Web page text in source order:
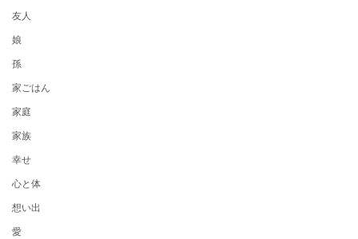
友人
娘
孫
家ごはん
家庭
家族
幸せ
心と体
想い出
愛